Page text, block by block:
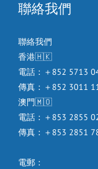
聯絡我們
聯絡我們
香港🇭🇰
電話：＋852 5713
傳真：＋852 3011
澳門🇲🇴
電話：＋853 2855
傳真：＋853 2851
電郵：